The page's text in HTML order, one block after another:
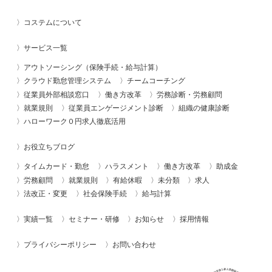
コステムについて
サービス一覧
アウトソーシング（保険手続・給与計算）
クラウド勤怠管理システム
チームコーチング
従業員外部相談窓口
働き方改革
労務診断・労務顧問
就業規則
従業員エンゲージメント診断
組織の健康診断
ハローワーク０円求人徹底活用
お役立ちブログ
タイムカード・勤怠 ハラスメント 働き方改革
助成金
労務顧問
就業規則 有給休暇 未分類
求人
法改正・変更
社会保険手続 給与計算
実績一覧 セミナー・研修 お知らせ 採用情報
プライバシーポリシー お問い合わせ